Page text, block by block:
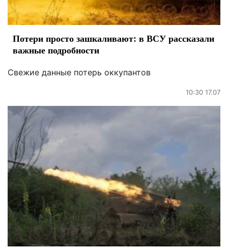
Потери просто зашкаливают: в ВСУ рассказали
важные подробности
Свежие данные потерь оккупантов
10:30 17.07